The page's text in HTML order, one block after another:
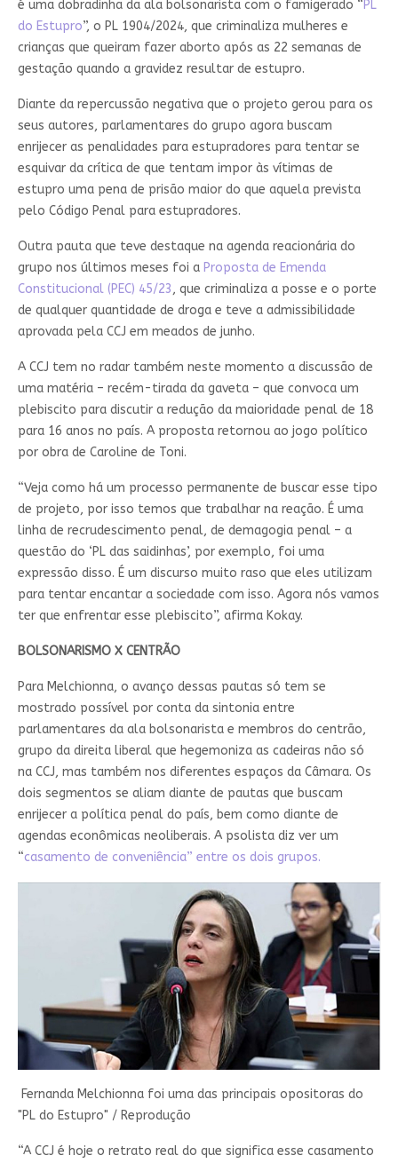
é uma dobradinha da ala bolsonarista com o famigerado “PL
do Estupro”, o PL 1904/2024, que criminaliza mulheres e
crianças que queiram fazer aborto após as 22 semanas de
gestação quando a gravidez resultar de estupro.
Diante da repercussão negativa que o projeto gerou para os
seus autores, parlamentares do grupo agora buscam
enrijecer as penalidades para estupradores para tentar se
esquivar da crítica de que tentam impor às vítimas de
estupro uma pena de prisão maior do que aquela prevista
pelo Código Penal para estupradores.
Outra pauta que teve destaque na agenda reacionária do
grupo nos últimos meses foi a Proposta de Emenda
Constitucional (PEC) 45/23, que criminaliza a posse e o porte
de qualquer quantidade de droga e teve a admissibilidade
aprovada pela CCJ em meados de junho.
A CCJ tem no radar também neste momento a discussão de
uma matéria – recém-tirada da gaveta – que convoca um
plebiscito para discutir a redução da maioridade penal de 18
para 16 anos no país. A proposta retornou ao jogo político
por obra de Caroline de Toni.
“Veja como há um processo permanente de buscar esse tipo
de projeto, por isso temos que trabalhar na reação. É uma
linha de recrudescimento penal, de demagogia penal – a
questão do ‘PL das saidinhas’, por exemplo, foi uma
expressão disso. É um discurso muito raso que eles utilizam
para tentar encantar a sociedade com isso. Agora nós vamos
ter que enfrentar esse plebiscito”, afirma Kokay.
BOLSONARISMO X CENTRÃO
Para Melchionna, o avanço dessas pautas só tem se
mostrado possível por conta da sintonia entre
parlamentares da ala bolsonarista e membros do centrão,
grupo da direita liberal que hegemoniza as cadeiras não só
na CCJ, mas também nos diferentes espaços da Câmara. Os
dois segmentos se aliam diante de pautas que buscam
enrijecer a política penal do país, bem como diante de
agendas econômicas neoliberais. A psolista diz ver um
“casamento de conveniência” entre os dois grupos.
Fernanda Melchionna foi uma das principais opositoras do
"PL do Estupro" / Reprodução
“A CCJ é hoje o retrato real do que significa esse casamento